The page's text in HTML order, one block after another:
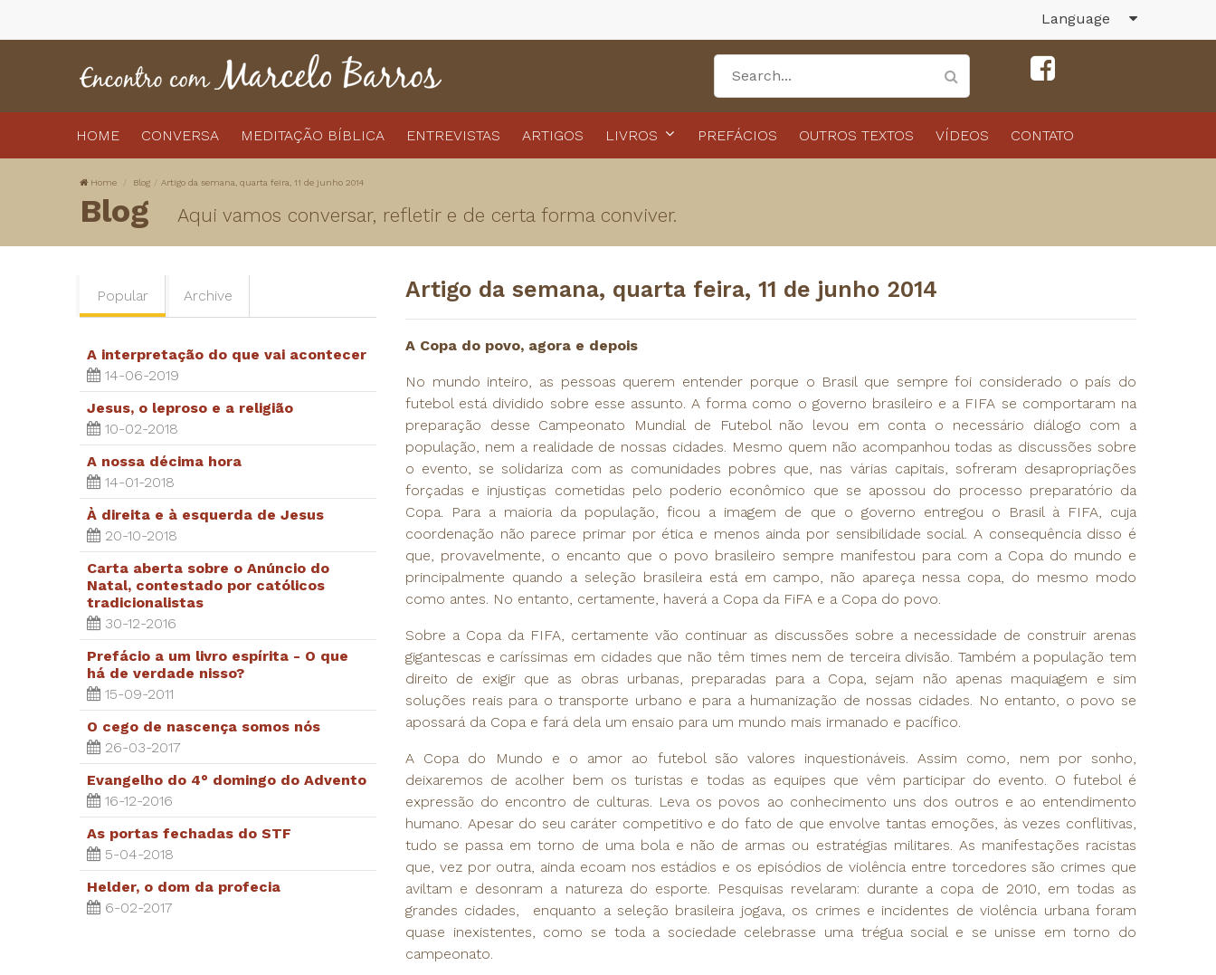
Language
HOME CONVERSA MEDITAÇÃO BÍBLICA ENTREVISTAS ARTIGOS LIVROS PREFÁCIOS OUTROS TEXTOS VÍDEOS CONTATO
Home Blog Artigo da semana, quarta feira, 11 de junho 2014
Blog Aqui vamos conversar, refletir e de certa forma conviver.
Popular Archive
A interpretação do que vai acontecer
14-06-2019
Jesus, o leproso e a religião
10-02-2018
A nossa décima hora
14-01-2018
À direita e à esquerda de Jesus
20-10-2018
Carta aberta sobre o Anúncio do
Natal, contestado por católicos
tradicionalistas
30-12-2016
Prefácio a um livro espírita - O que
há de verdade nisso?
15-09-2011
O cego de nascença somos nós
26-03-2017
Evangelho do 4° domingo do Advento
16-12-2016
As portas fechadas do STF
5-04-2018
Helder, o dom da profecia
6-02-2017
Artigo da semana, quarta feira, 11 de junho 2014
A Copa do povo, agora e depois
No mundo inteiro, as pessoas querem entender porque o Brasil que sempre foi considerado o país do
futebol está dividido sobre esse assunto. A forma como o governo brasileiro e a FIFA se comportaram na
preparação desse Campeonato Mundial de Futebol não levou em conta o necessário diálogo com a
população, nem a realidade de nossas cidades. Mesmo quem não acompanhou todas as discussões sobre
o evento, se solidariza com as comunidades pobres que, nas várias capitais, sofreram desapropriações
forçadas e injustiças cometidas pelo poderio econômico que se apossou do processo preparatório da
Copa. Para a maioria da população, ficou a imagem de que o governo entregou o Brasil à FIFA, cuja
coordenação não parece primar por ética e menos ainda por sensibilidade social. A consequência disso é
que, provavelmente, o encanto que o povo brasileiro sempre manifestou para com a Copa do mundo e
principalmente quando a seleção brasileira está em campo, não apareça nessa copa, do mesmo modo
como antes. No entanto, certamente, haverá a Copa da FiFA e a Copa do povo.
Sobre a Copa da FIFA, certamente vão continuar as discussões sobre a necessidade de construir arenas
gigantescas e caríssimas em cidades que não têm times nem de terceira divisão. Também a população tem
direito de exigir que as obras urbanas, preparadas para a Copa, sejam não apenas maquiagem e sim
soluções reais para o transporte urbano e para a humanização de nossas cidades. No entanto, o povo se
apossará da Copa e fará dela um ensaio para um mundo mais irmanado e pacífico.
A Copa do Mundo e o amor ao futebol são valores inquestionáveis. Assim como, nem por sonho,
deixaremos de acolher bem os turistas e todas as equipes que vêm participar do evento. O futebol é
expressão do encontro de culturas. Leva os povos ao conhecimento uns dos outros e ao entendimento
humano. Apesar do seu caráter competitivo e do fato de que envolve tantas emoções, às vezes conflitivas,
tudo se passa em torno de uma bola e não de armas ou estratégias militares. As manifestações racistas
que, vez por outra, ainda ecoam nos estádios e os episódios de violência entre torcedores são crimes que
aviltam e desonram a natureza do esporte. Pesquisas revelaram: durante a copa de 2010, em todas as
grandes cidades, enquanto a seleção brasileira jogava, os crimes e incidentes de violência urbana foram
quase inexistentes, como se toda a sociedade celebrasse uma trégua social e se unisse em torno do
campeonato.